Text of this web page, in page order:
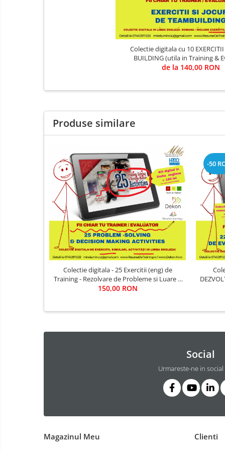
CRIMINALISTICA, CONTRA-
TERORISM, ANTI-DROG, ANTI-
Colectie digitala cu 10 EXERCITII DE TEAM
BUILDING (utila in Training
de la 140,00 RON
Produse similare
Colectie digitala - 25 Exercitii (eng) de
Training - Rezolvare de Probleme si Luare a
Deciziilor (pentru training / evaluare)
150,00 RON
-50
Social
Urmareste-ne in
Magazinul Meu Clienti